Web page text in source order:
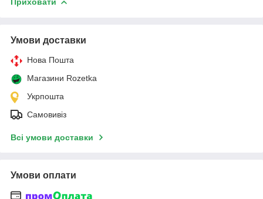
Умови доставки
Нова Пошта
Магазини Rozetka
Укрпошта
Самовивіз
Всі умови доставки
Умови оплати